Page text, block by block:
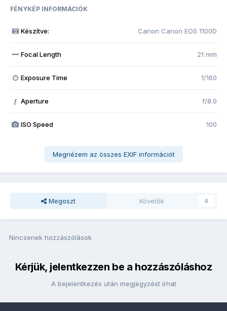
FÉNYKÉP INFORMÁCIÓK
Készítve: Canon Canon EOS 1100D
Focal Length 21 mm
Exposure Time 1/160
f Aperture f/8.0
ISO Speed 100
Megnézem az összes EXIF információt
Megoszt Követők 0
Nincsenek hozzászólások
Kérjük, jelentkezzen be a hozzászóláshoz
A bejelentkezés után megjegyzést írhat